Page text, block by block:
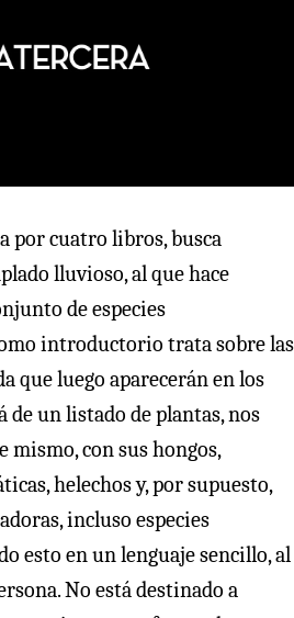
por cuatro libros, busca
lluvioso, al que hace
de especies
introductorio trata sobre las
que luego aparecerán en los
de un listado de plantas, nos
con sus hongos,
helechos y, por supuesto,
incluso especies
esto en un lenguaje sencillo, al
No está destinado a